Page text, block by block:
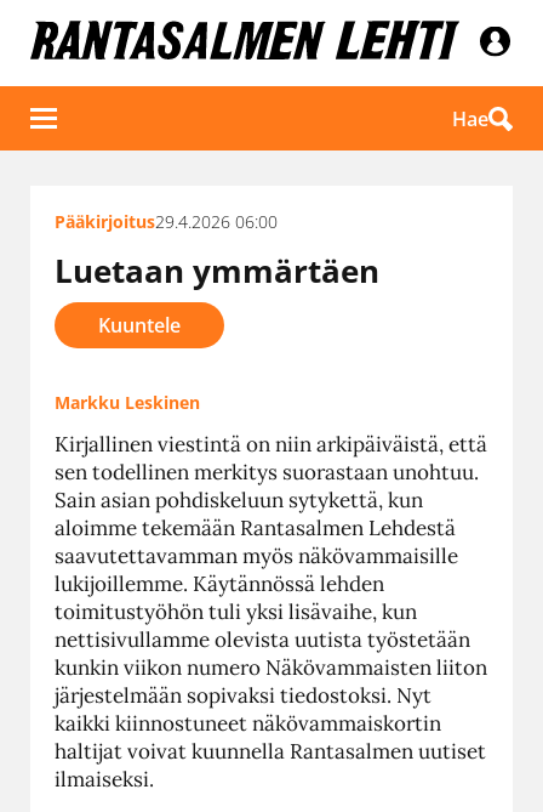
Hae
Pääkirjoitus29.4.2026 06:00
Luetaan ymmärtäen
Kuuntele
Markku Leskinen
Kirjallinen viestintä on niin arkipäiväistä, että
sen todellinen merkitys suorastaan unohtuu.
Sain asian pohdiskeluun sytykettä, kun
aloimme tekemään Rantasalmen Lehdestä
saavutettavamman myös näkövammaisille
lukijoillemme. Käytännössä lehden
toimitustyöhön tuli yksi lisävaihe, kun
nettisivullamme olevista uutista työstetään
kunkin viikon numero Näkövammaisten liiton
järjestelmään sopivaksi tiedostoksi. Nyt
kaikki kiinnostuneet näkövammaiskortin
haltijat voivat kuunnella Rantasalmen uutiset
ilmaiseksi.